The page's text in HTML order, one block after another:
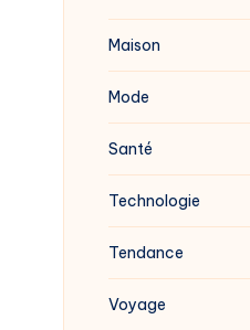
Maison
Mode
Santé
Technologie
Tendance
Voyage